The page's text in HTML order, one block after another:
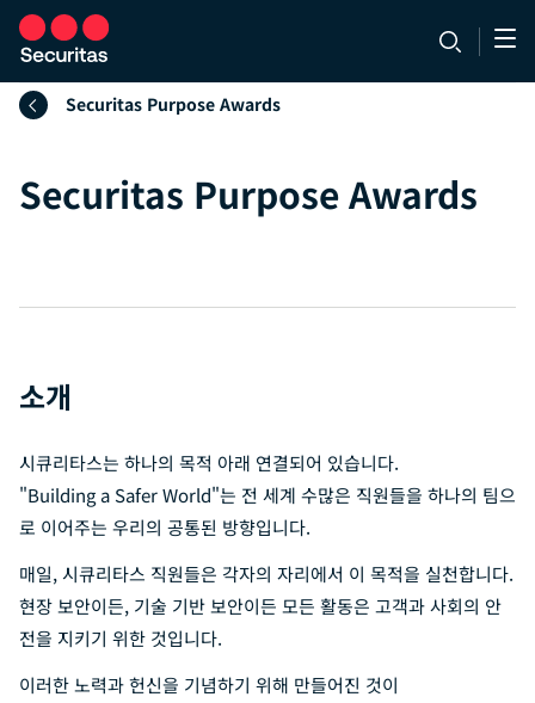
Securitas Purpose Awards
Securitas Purpose Awards
소개
시큐리타스는 하나의 목적 아래 연결되어 있습니다.
"Building a Safer World"는 전 세계 수많은 직원들을 하나의 팀으
로 이어주는 우리의 공통된 방향입니다.
매일, 시큐리타스 직원들은 각자의 자리에서 이 목적을 실천합니다.
현장 보안이든, 기술 기반 보안이든 모든 활동은 고객과 사회의 안
전을 지키기 위한 것입니다.
이러한 노력과 헌신을 기념하기 위해 만들어진 것이